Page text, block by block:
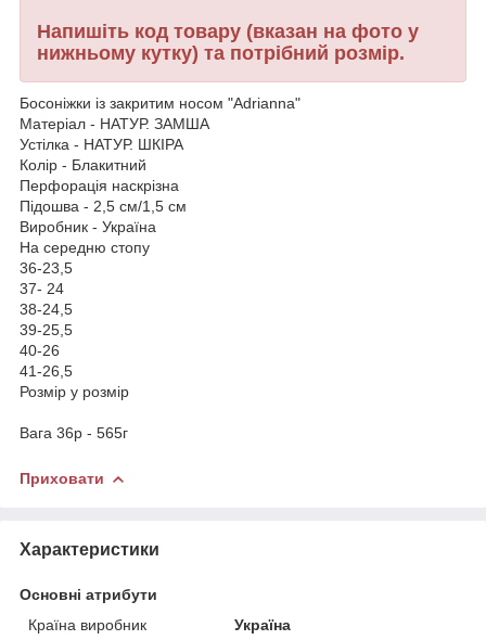
Напишіть код товару (вказан на фото у
нижньому кутку) та потрібний розмір.
Босоніжки із закритим носом "Adrianna"
Матеріал - НАТУР. ЗАМША
Устілка - НАТУР. ШКІРА
Колір - Блакитний
Перфорація наскрізна
Підошва - 2,5 см/1,5 см
Виробник - Україна
На середню стопу
36-23,5
37- 24
38-24,5
39-25,5
40-26
41-26,5
Розмір у розмір
Вага 36р - 565г
Приховати
Характеристики
Основні атрибути
Країна виробник
Україна